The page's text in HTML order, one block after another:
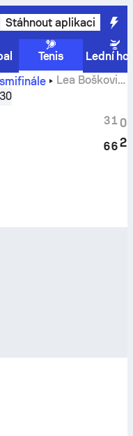
Stáhnout aplikaci
Tenis
Lední
Lea Bošković
porovnání výsledků
3
6
1
6
0
2